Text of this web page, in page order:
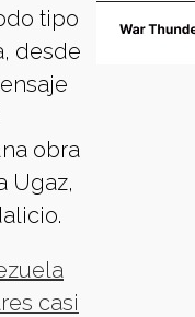
tipo
desde
obra
Ugaz,
casi